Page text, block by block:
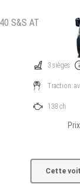
S&S AT
3 sièges
Traction:
138 ch
Cette